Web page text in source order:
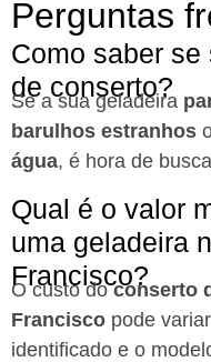
Perguntas
Como saber
de conserto?
Se a sua geladeira
barulhos estranhos
água, é hora de
Qual é o valor
uma geladeira
Francisco?
O custo doconserto
Francisco pode
identificado e o